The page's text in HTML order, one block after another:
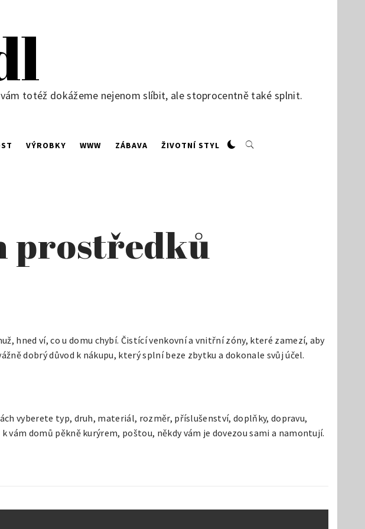
totéž dokážeme nejenom slíbit, ale stoprocentně také splnit.
VÝROBKY WWW ZÁBAVA ŽIVOTNÍ STYL
prostředků
hned ví, co u domu chybí. Čistící venkovní a vnitřní zóny, které zamezí, aby
dobrý důvod k nákupu, který splní beze zbytku a dokonale svůj účel.
vyberete typ, druh, materiál, rozměr, příslušenství, doplňky, dopravu,
domů pěkně kurýrem, poštou, někdy vám je dovezou sami a namontují.